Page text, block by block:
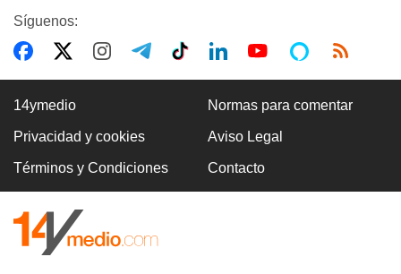
Síguenos:
14ymedio Normas para comentar
Privacidad y cookies Aviso Legal
Términos y Condiciones Contacto